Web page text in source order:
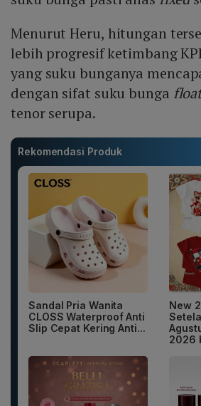
Menurut Heru, hitungan
lebih progresif ketimbang
yang suku bunganya
dengan sifat suku bunga
tenor serupa.
Rekomendasi Produk
Sandal Pria Wanita
CLOSS Waterproof Anti
Slip Cepat Kering Anti...
New
2026